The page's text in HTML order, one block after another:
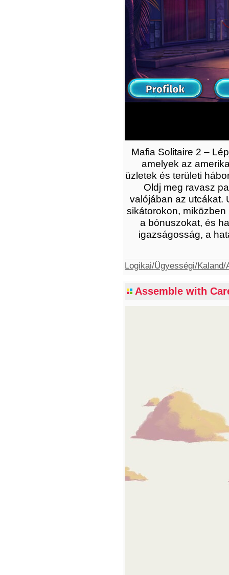
Mafia Solitaire 2 –
amelyek az
üzletek és területi
Oldj meg ravasz
valójában az utcákat.
sikátorokon,
a bónuszokat, és
igazságosság, a
Logikai/Ügyességi/Kaland/
Assemble with